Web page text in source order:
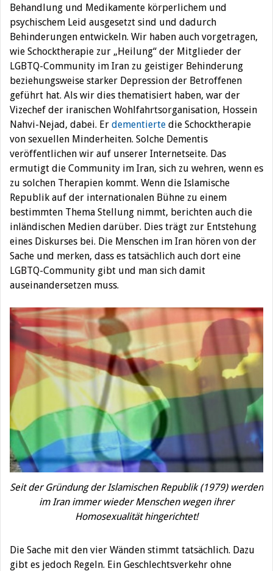
Behandlung und Medikamente körperlichem und
psychischem Leid ausgesetzt sind und dadurch
Behinderungen entwickeln. Wir haben auch vorgetragen,
wie Schocktherapie zur „Heilung“ der Mitglieder der
LGBTQ-Community im Iran zu geistiger Behinderung
beziehungsweise starker Depression der Betroffenen
geführt hat. Als wir dies thematisiert haben, war der
Vizechef der iranischen Wohlfahrtsorganisation, Hossein
Nahvi-Nejad, dabei. Er dementierte die Schocktherapie
von sexuellen Minderheiten. Solche Dementis
veröffentlichen wir auf unserer Internetseite. Das
ermutigt die Community im Iran, sich zu wehren, wenn es
zu solchen Therapien kommt. Wenn die Islamische
Republik auf der internationalen Bühne zu einem
bestimmten Thema Stellung nimmt, berichten auch die
inländischen Medien darüber. Dies trägt zur Entstehung
eines Diskurses bei. Die Menschen im Iran hören von der
Sache und merken, dass es tatsächlich auch dort eine
LGBTQ-Community gibt und man sich damit
auseinandersetzen muss.
Seit der Gründung der Islamischen Republik (1979) werden
im Iran immer wieder Menschen wegen ihrer
Homosexualität hingerichtet!
Die Sache mit den vier Wänden stimmt tatsächlich. Dazu
gibt es jedoch Regeln. Ein Geschlechtsverkehr ohne